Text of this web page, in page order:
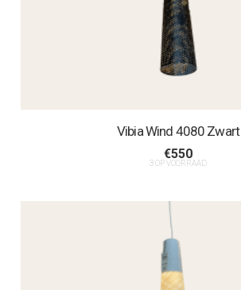
Vibia Wind 4080 Zwart
€550
3 OP VOORRAAD